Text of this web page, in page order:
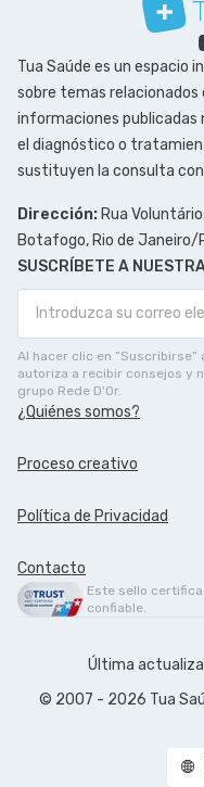
Tua Saúde es un espacio
sobre temas relacionados
informaciones publicadas
el diagnóstico o
sustituyen la consulta
Dirección: Rua
Botafogo, Rio de Janeiro/
SUSCRÍBETE A
Al hacer clic en
autoriza a recibir consejos y
grupo Rede D'Or.
¿Quiénes somos?
Proceso creativo
Política de Privacidad
Contacto
Este sello
confiable.
Última
© 2007 - 2026 Tua